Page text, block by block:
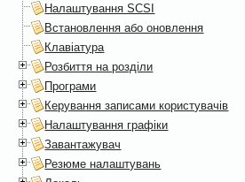
Налаштування SCSI
Встановлення або оновлення
Клавіатура
Розбиття на розділи
Програми
Керування записами користувачів
Налаштування графіки
Завантажувач
Резюме налаштувань